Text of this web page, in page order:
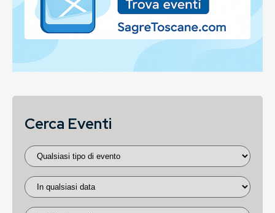
Cerca Eventi